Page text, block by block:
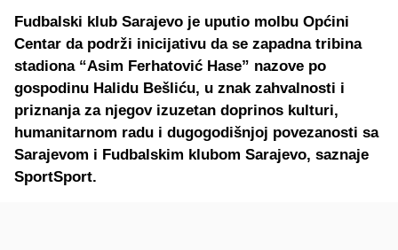
Fudbalski klub Sarajevo je uputio molbu Općini
Centar da podrži inicijativu da se zapadna tribina
stadiona “Asim Ferhatović Hase” nazove po
gospodinu Halidu Bešliću, u znak zahvalnosti i
priznanja za njegov izuzetan doprinos kulturi,
humanitarnom radu i dugogodišnjoj povezanosti sa
Sarajevom i Fudbalskim klubom Sarajevo, saznaje
SportSport.